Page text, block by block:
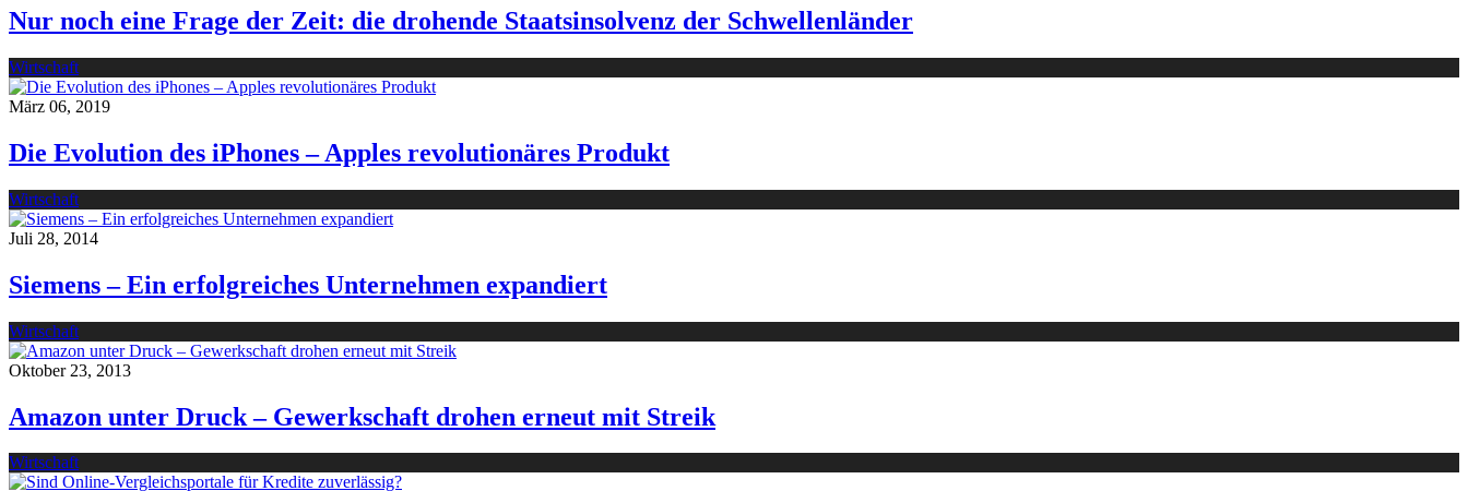
Nur noch eine Frage der Zeit: die drohende Staatsinsolvenz der Schwellenländer
Wirtschaft
März 06, 2019
Die Evolution des iPhones – Apples revolutionäres Produkt
Wirtschaft
Juli 28, 2014
Siemens – Ein erfolgreiches Unternehmen expandiert
Wirtschaft
Oktober 23, 2013
Amazon unter Druck – Gewerkschaft drohen erneut mit Streik
Wirtschaft